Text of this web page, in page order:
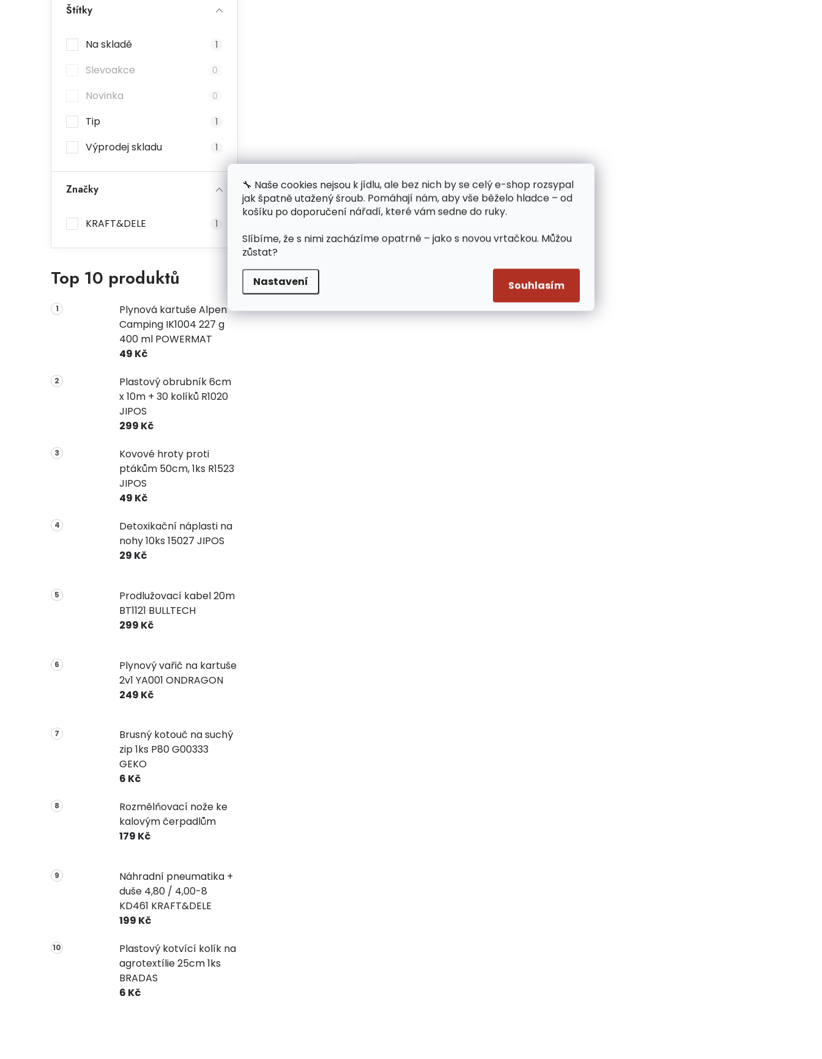
🔧 Naše cookies nejsou k jídlu, ale bez nich by se celý e-shop rozsypal
jak špatně utažený šroub. Pomáhají nám, aby vše běželo hladce – od
košíku po doporučení nářadí, které vám sedne do ruky.
Slíbíme, že s nimi zacházíme opatrně – jako s novou vrtačkou. Můžou
zůstat?
Nastavení Souhlasím
Štítky
Na skladě 1
Slevoakce 0
Novinka 0
Tip 1
Výprodej skladu 1
Značky
KRAFT&DELE 1
Top 10 produktů
Plynová kartuše Alpen
Camping IK1004 227 g
400 ml POWERMAT
49 Kč
Plastový obrubník 6cm
x 10m + 30 kolíků R1020
JIPOS
299 Kč
Kovové hroty proti
ptákům 50cm, 1ks R1523
JIPOS
49 Kč
Detoxikační náplasti na
nohy 10ks 15027 JIPOS
29 Kč
Prodlužovací kabel 20m
BT1121 BULLTECH
299 Kč
Plynový vařič na kartuše
2v1 YA001 ONDRAGON
249 Kč
Brusný kotouč na suchý
zip 1ks P80 G00333
GEKO
6 Kč
Rozmělňovací nože ke
kalovým čerpadlům
179 Kč
Náhradní pneumatika +
duše 4,80 / 4,00-8
KD461 KRAFT&DELE
199 Kč
Plastový kotvící kolík na
agrotextílie 25cm 1ks
BRADAS
6 Kč